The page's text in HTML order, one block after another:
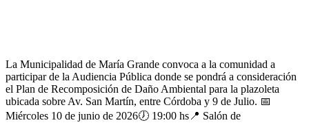
La Municipalidad de María Grande convoca a la comunidad a
participar de la Audiencia Pública donde se pondrá a consideración
el Plan de Recomposición de Daño Ambiental para la plazoleta
ubicada sobre Av. San Martín, entre Córdoba y 9 de Julio. 📅
Miércoles 10 de junio de 2026🕖 19:00 hs📍 Salón de